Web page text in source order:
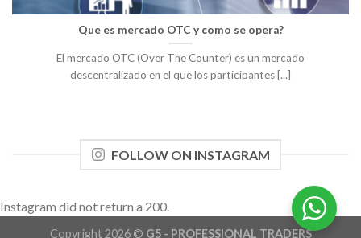
Que es mercado OTC y como se opera?
El mercado OTC (Over The Counter) es un mercado
descentralizado en el que los participantes [...]
FOLLOW ON INSTAGRAM
Instagram did not return a 200.
Copyright 2026 © G5 - PROFESSIONAL TRADERS